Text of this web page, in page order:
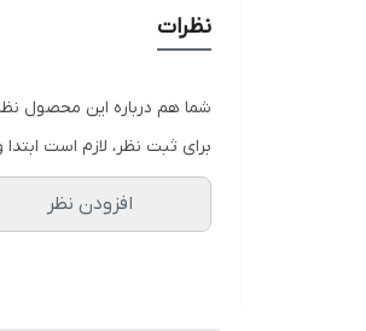
نظرات
شما هم درباره این محصول
برای ثبت نظر، لازم است
افزودن نظر